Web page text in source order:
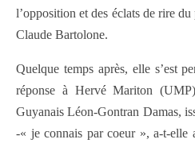
l’opposition et des éclats de rire
Claude Bartolone.
Quelque temps après, elle s’est
réponse à Hervé Mariton
Guyanais Léon-Gontran Damas,
-« je connais par coeur », a-t-elle